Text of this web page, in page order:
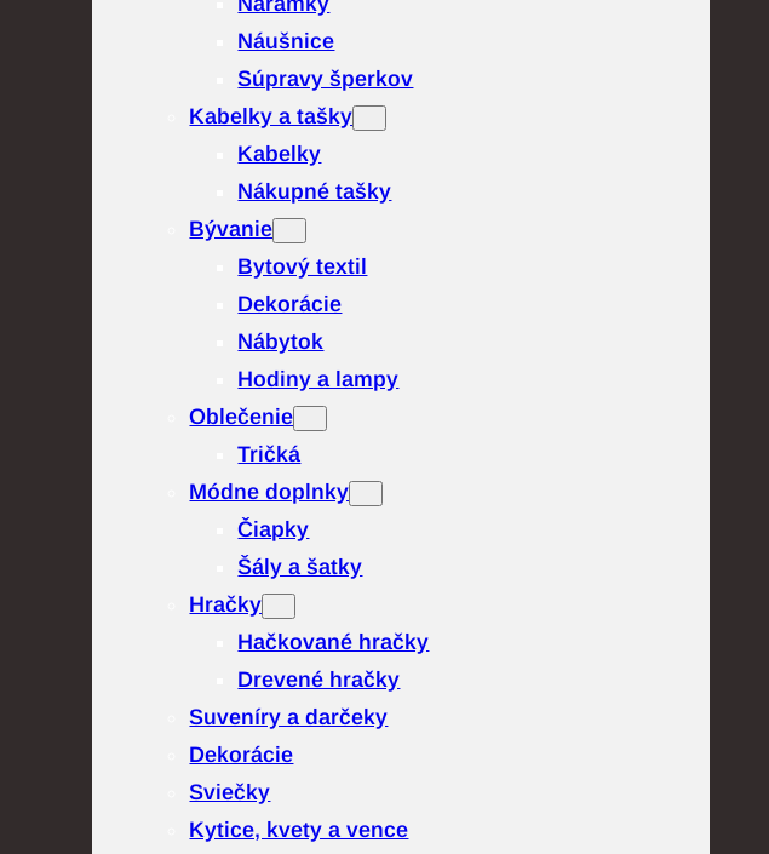
Náušnice
Súpravy šperkov
Kabelky a tašky
Kabelky
Nákupné tašky
Bývanie
Bytový textil
Dekorácie
Nábytok
Hodiny a lampy
Oblečenie
Tričká
Módne doplnky
Čiapky
Šály a šatky
Hračky
Hačkované hračky
Drevené hračky
Suveníry a darčeky
Dekorácie
Sviečky
Kytice, kvety a vence